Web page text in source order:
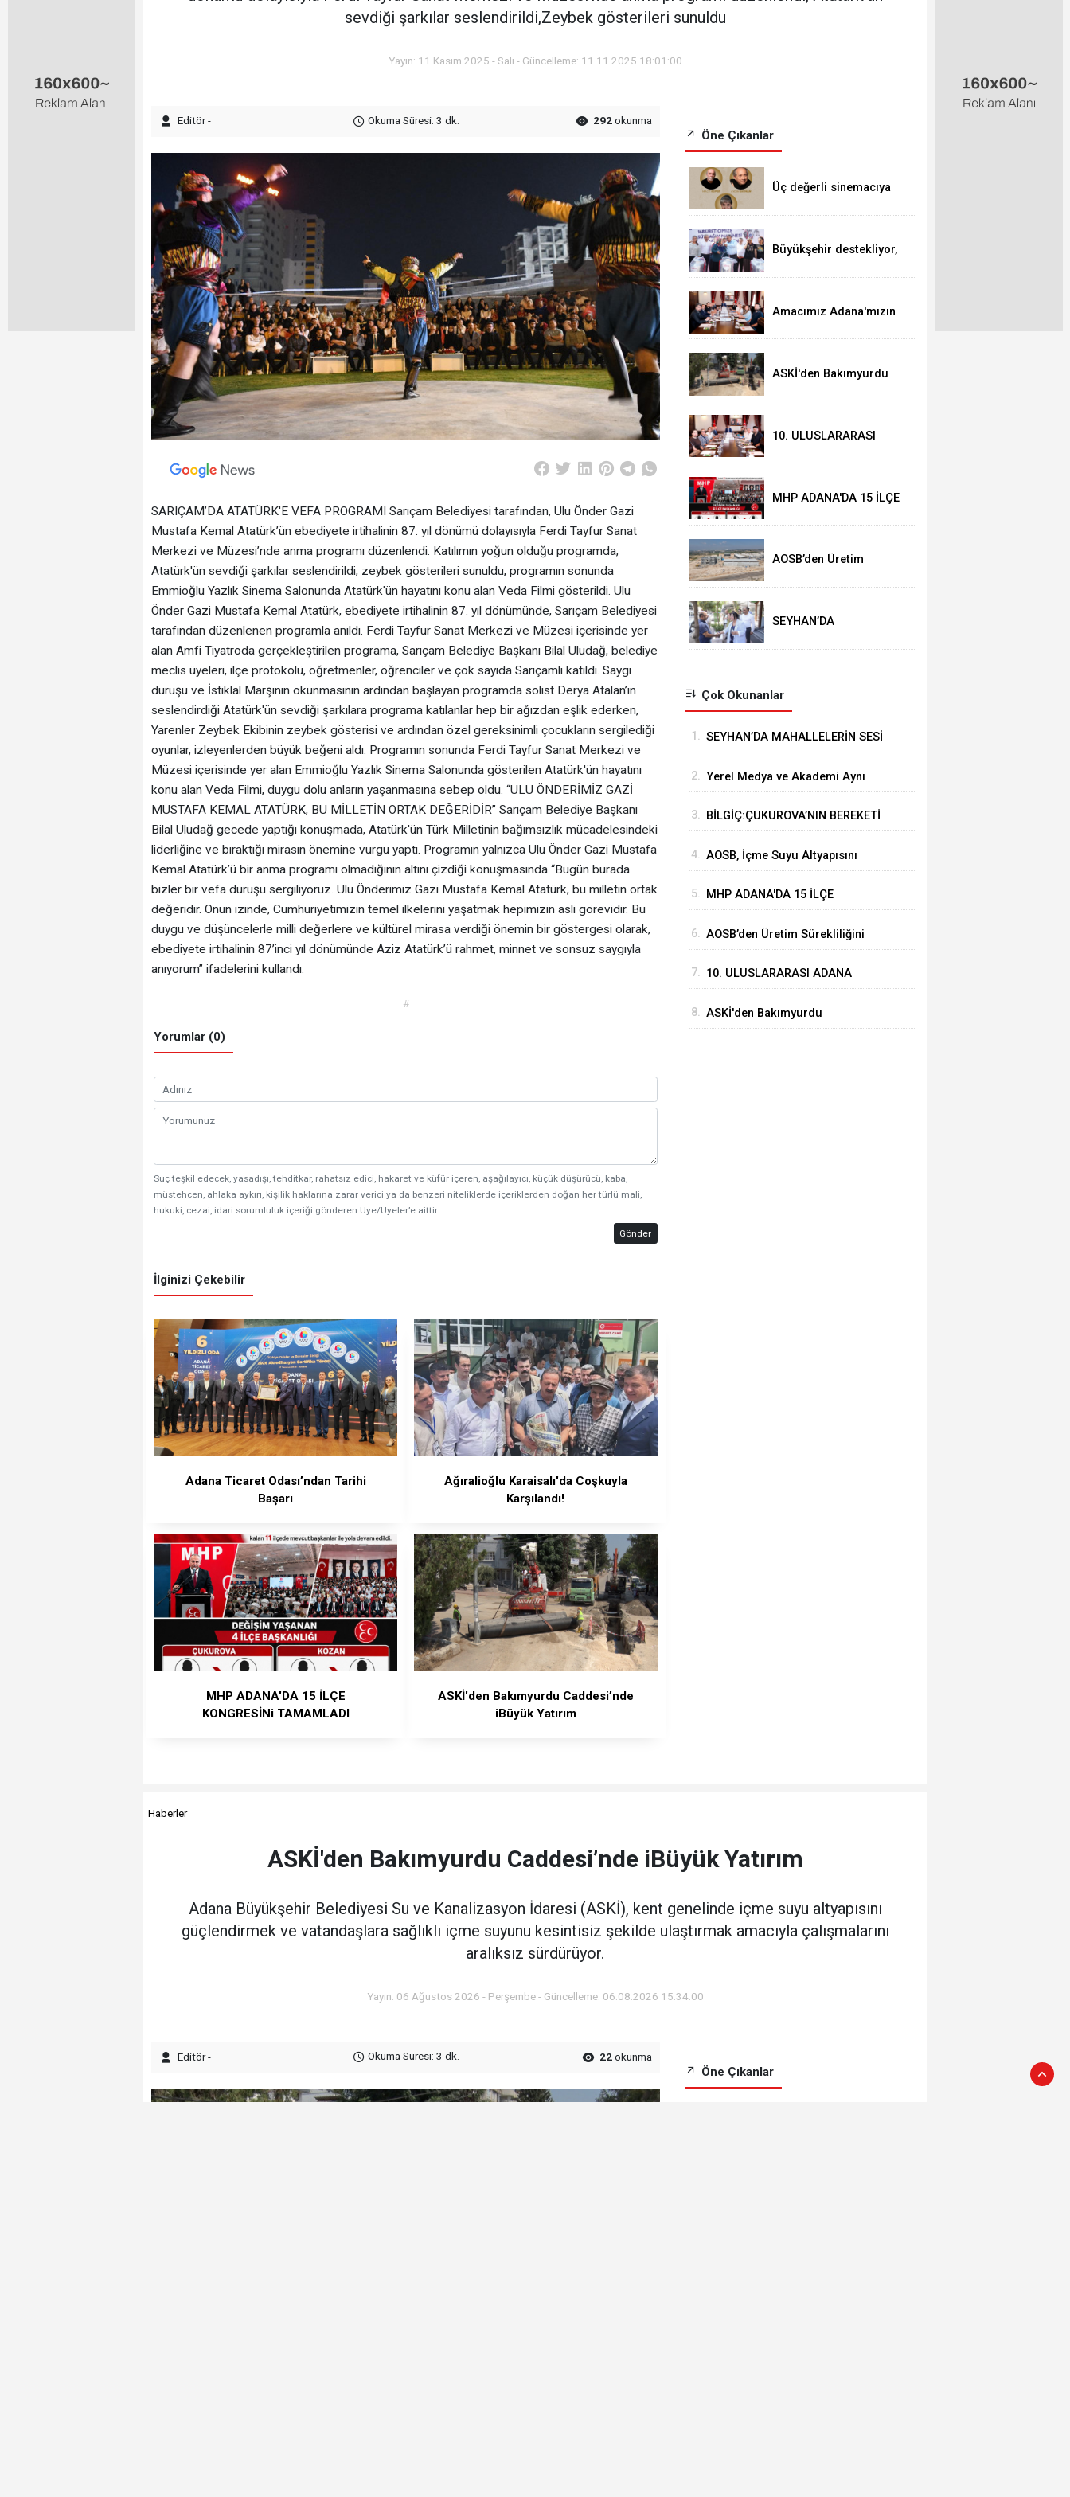
sevdiği şarkılar seslendirildi,Zeybek gösterileri sunuldu
Yayın: 11 Kasım 2025 - Salı - Güncelleme: 11.11.2025 18:01:00
Editör - Okuma Süresi: 3 dk. 292okunma
SARIÇAM’DA ATATÜRK'E VEFA PROGRAMI Sarıçam Belediyesi tarafından, Ulu Önder Gazi
Mustafa Kemal Atatürk’ün ebediyete irtihalinin 87. yıl dönümü dolayısıyla Ferdi Tayfur Sanat
Merkezi ve Müzesi’nde anma programı düzenlendi. Katılımın yoğun olduğu programda,
Atatürk'ün sevdiği şarkılar seslendirildi, zeybek gösterileri sunuldu, programın sonunda
Emmioğlu Yazlık Sinema Salonunda Atatürk'ün hayatını konu alan Veda Filmi gösterildi. Ulu
Önder Gazi Mustafa Kemal Atatürk, ebediyete irtihalinin 87. yıl dönümünde, Sarıçam Belediyesi
tarafından düzenlenen programla anıldı. Ferdi Tayfur Sanat Merkezi ve Müzesi içerisinde yer
alan Amfi Tiyatroda gerçekleştirilen programa, Sarıçam Belediye Başkanı Bilal Uludağ, belediye
meclis üyeleri, ilçe protokolü, öğretmenler, öğrenciler ve çok sayıda Sarıçamlı katıldı. Saygı
duruşu ve İstiklal Marşının okunmasının ardından başlayan programda solist Derya Atalan’ın
seslendirdiği Atatürk'ün sevdiği şarkılara programa katılanlar hep bir ağızdan eşlik ederken,
Yarenler Zeybek Ekibinin zeybek gösterisi ve ardından özel gereksinimli çocukların sergilediği
oyunlar, izleyenlerden büyük beğeni aldı. Programın sonunda Ferdi Tayfur Sanat Merkezi ve
Müzesi içerisinde yer alan Emmioğlu Yazlık Sinema Salonunda gösterilen Atatürk'ün hayatını
konu alan Veda Filmi, duygu dolu anların yaşanmasına sebep oldu. “ULU ÖNDERİMİZ GAZİ
MUSTAFA KEMAL ATATÜRK, BU MİLLETİN ORTAK DEĞERİDİR” Sarıçam Belediye Başkanı
Bilal Uludağ gecede yaptığı konuşmada, Atatürk'ün Türk Milletinin bağımsızlık mücadelesindeki
liderliğine ve bıraktığı mirasın önemine vurgu yaptı. Programın yalnızca Ulu Önder Gazi Mustafa
Kemal Atatürk’ü bir anma programı olmadığının altını çizdiği konuşmasında “Bugün burada
bizler bir vefa duruşu sergiliyoruz. Ulu Önderimiz Gazi Mustafa Kemal Atatürk, bu milletin ortak
değeridir. Onun izinde, Cumhuriyetimizin temel ilkelerini yaşatmak hepimizin asli görevidir. Bu
duygu ve düşüncelerle milli değerlere ve kültürel mirasa verdiği önemin bir göstergesi olarak,
ebediyete irtihalinin 87’inci yıl dönümünde Aziz Atatürk’ü rahmet, minnet ve sonsuz saygıyla
anıyorum” ifadelerini kullandı.
#
Yorumlar (0)
Suç teşkil edecek, yasadışı, tehditkar, rahatsız edici, hakaret ve küfür içeren, aşağılayıcı, küçük düşürücü, kaba,
müstehcen, ahlaka aykırı, kişilik haklarına zarar verici ya da benzeri niteliklerde içeriklerden doğan her türlü mali,
hukuki, cezai, idari sorumluluk içeriği gönderen Üye/Üyeler’e aittir.
Gönder
İlginizi Çekebilir
‎Adana Ticaret Odası’ndan Tarihi
Başarı
Ağıralioğlu Karaisalı'da Coşkuyla
Karşılandı!
MHP ADANA'DA 15 İLÇE
KONGRESİNi TAMAMLADI
ASKİ'den Bakımyurdu Caddesi’nde
iBüyük Yatırım
Öne Çıkanlar
Üç değerli sinemacıya
Büyükşehir destekliyor,
Amacımız Adana'mızın
Kuşaklara Aktarmak
ASKİ'den Bakımyurdu
Yatırım
10. ULUSLARARASI
FESTİVALİ START ALDI
MHP ADANA'DA 15 İLÇE
TAMAMLADI
⁠AOSB’den Üretim
Güçlendirecek Yatırım
SEYHAN’DA
MUHTARLARLA
Çok Okunanlar
1. SEYHAN’DA MAHALLELERİN SESİ
2. Yerel Medya ve Akademi Aynı
3. BİLGİÇ:ÇUKUROVA’NIN BEREKETİ
SOFRASINA KATKI SAĞLIYOR
4. AOSB, İçme Suyu Altyapısını
5. MHP ADANA'DA 15 İLÇE
6. ⁠AOSB’den Üretim Sürekliliğini
7. 10. ULUSLARARASI ADANA
8. ASKİ'den Bakımyurdu
Haberler
ASKİ'den Bakımyurdu Caddesi’nde iBüyük Yatırım
Adana Büyükşehir Belediyesi Su ve Kanalizasyon İdaresi (ASKİ), kent genelinde içme suyu altyapısını
güçlendirmek ve vatandaşlara sağlıklı içme suyunu kesintisiz şekilde ulaştırmak amacıyla çalışmalarını
aralıksız sürdürüyor.
Yayın: 06 Ağustos 2026 - Perşembe - Güncelleme: 06.08.2026 15:34:00
Editör - Okuma Süresi: 3 dk. 22 okunma
Öne Çıkanlar